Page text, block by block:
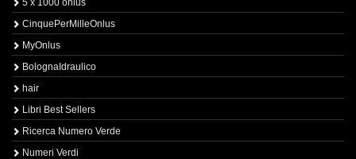
5 x 1000 onlus
CinquePerMilleOnlus
MyOnlus
BolognaIdraulico
hair
Libri Best Sellers
Ricerca Numero Verde
Numeri Verdi